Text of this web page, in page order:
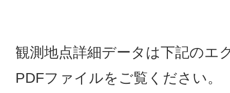
観測地点詳細データは下記のエ
PDFファイルをご覧ください。